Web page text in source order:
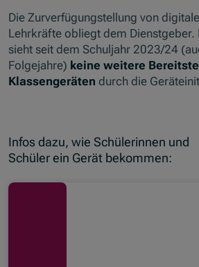
Die Zurverfügungstellung von
Lehrkräfte obliegt dem Dienstgeber.
sieht seit dem Schuljahr 2023/24
Folgejahre) keine weitere
Klassengerätendurch die
Infos dazu, wie Schülerinnen und
Schüler ein Gerät bekommen: